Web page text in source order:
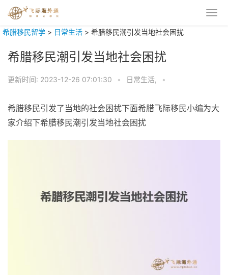
希腊移民留学 > 日常生活 > 希腊移民潮引发当地社会困扰
希腊移民潮引发当地社会困扰
更新时间: 2023-12-26 07:01:30 • 日常生活, •
希腊移民引发了当地的社会困扰下面希腊飞际移民小编为大
家介绍下希腊移民潮引发当地社会困扰